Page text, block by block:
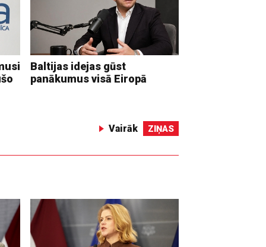
Baltijas idejas gūst
panākumus visā Eiropā
Vairāk ZIŅAS